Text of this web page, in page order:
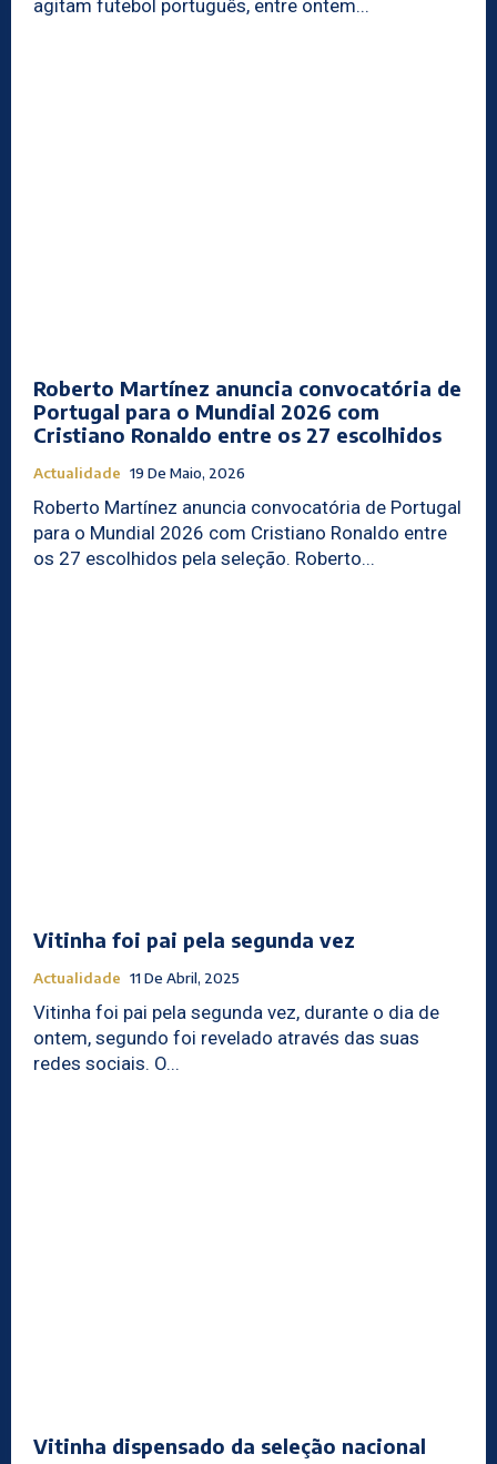
agitam futebol português, entre ontem...
Roberto Martínez anuncia convocatória de
Portugal para o Mundial 2026 com
Cristiano Ronaldo entre os 27 escolhidos
Actualidade 19 De Maio, 2026
Roberto Martínez anuncia convocatória de Portugal
para o Mundial 2026 com Cristiano Ronaldo entre
os 27 escolhidos pela seleção. Roberto...
Vitinha foi pai pela segunda vez
Actualidade 11 De Abril, 2025
Vitinha foi pai pela segunda vez, durante o dia de
ontem, segundo foi revelado através das suas
redes sociais. O...
Vitinha dispensado da seleção nacional